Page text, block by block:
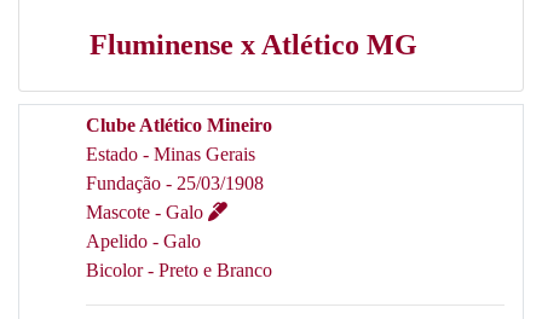
Fluminense x Atlético MG
Clube Atlético Mineiro
Estado - Minas Gerais
Fundação - 25/03/1908
Mascote - Galo
Apelido - Galo
Bicolor - Preto e Branco